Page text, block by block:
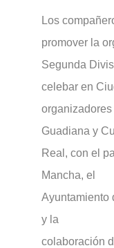
Los
promover la
Segunda
celebar en
Guadiana y
Real, con el
Mancha, el
Ayuntamiento
y la
colaboración